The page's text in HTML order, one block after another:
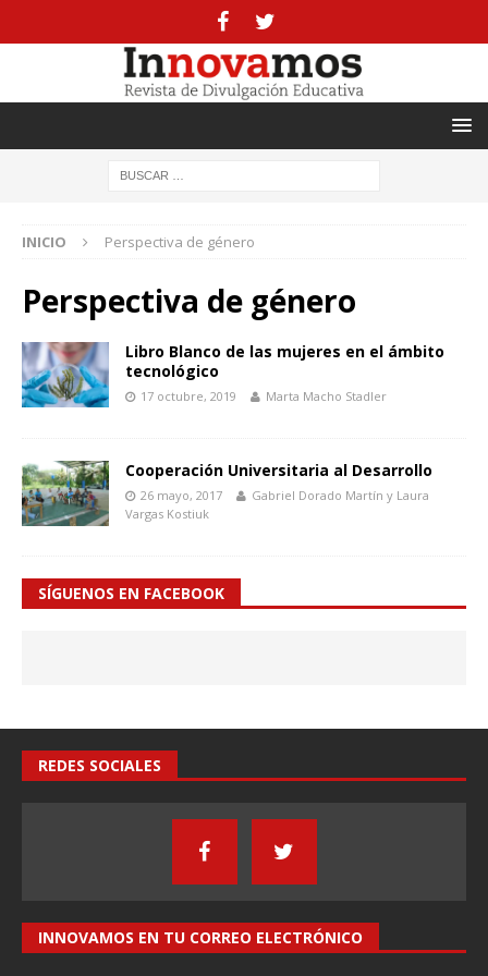
INICIO Perspectiva de género
Perspectiva de género
Libro Blanco de las mujeres en el ámbito
tecnológico
17 octubre, 2019 Marta Macho Stadler
Cooperación Universitaria al Desarrollo
26 mayo, 2017
Gabriel Dorado Martín y Laura
Vargas Kostiuk
SÍGUENOS EN FACEBOOK
REDES SOCIALES
INNOVAMOS EN TU CORREO ELECTRÓNICO